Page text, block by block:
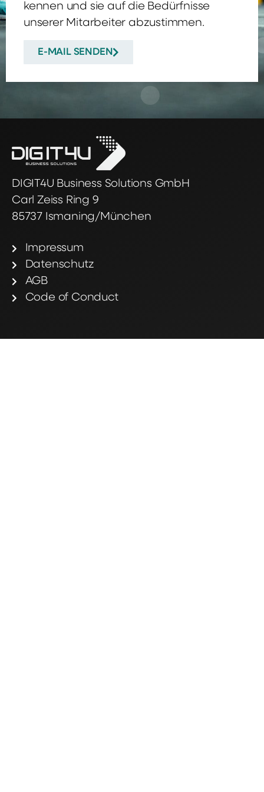
kennen und sie auf die Bedürfnisse
unserer Mitarbeiter abzustimmen.
E-MAIL SENDEN
DIGIT4U Business Solutions GmbH
Carl Zeiss Ring 9
85737 Ismaning/München
Impressum
Datenschutz
AGB
Code of Conduct